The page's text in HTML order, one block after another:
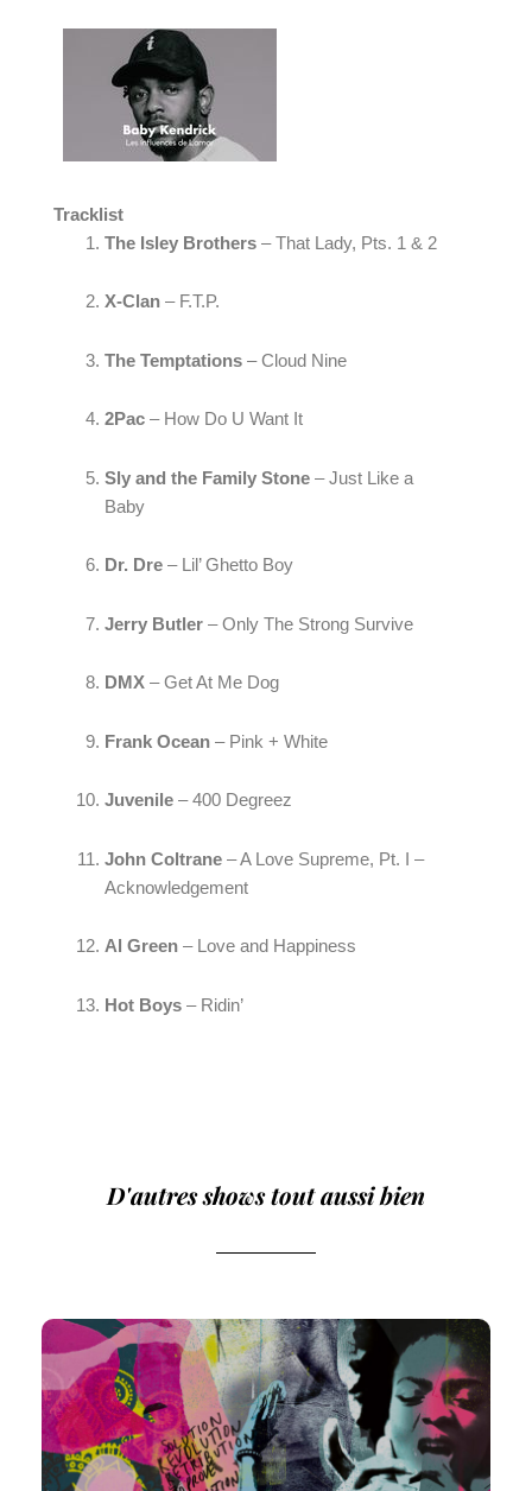
Tracklist
The Isley Brothers – That Lady, Pts. 1 & 2
X-Clan – F.T.P.
The Temptations – Cloud Nine
2Pac – How Do U Want It
Sly and the Family Stone – Just Like a
Baby
Dr. Dre – Lil’ Ghetto Boy
Jerry Butler – Only The Strong Survive
DMX – Get At Me Dog
Frank Ocean – Pink + White
Juvenile – 400 Degreez
John Coltrane – A Love Supreme, Pt. I –
Acknowledgement
Al Green – Love and Happiness
Hot Boys – Ridin’
D'autres shows tout aussi bien